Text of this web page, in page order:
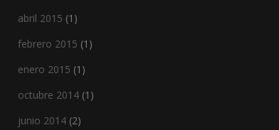
abril 2015 (1)
febrero 2015 (1)
enero 2015 (1)
octubre 2014 (1)
junio 2014 (2)